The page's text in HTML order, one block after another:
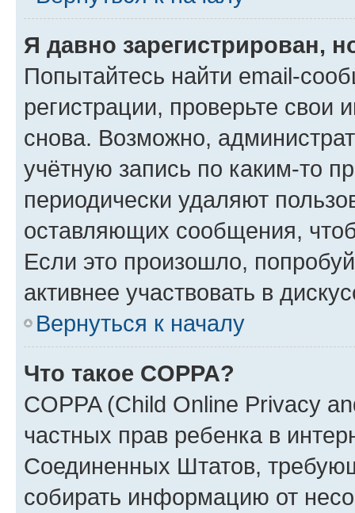
Я давно зарегистрирован,
Попытайтесь найти email-
регистрации, проверьте свои
снова. Возможно,
учётную запись по каким-то
периодически удаляют
оставляющих сообщения,
Если это произошло,
активнее участвовать в
Вернуться к началу
Что такое COPPA?
COPPA (Child Online Privacy
частных прав ребенка в
Соединенных Штатов,
собирать информацию от